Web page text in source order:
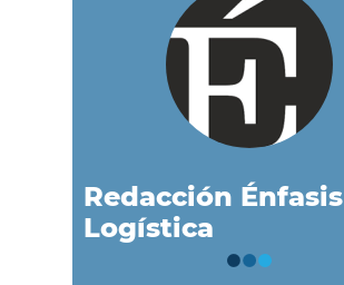
Redacción Énfasis
Logística